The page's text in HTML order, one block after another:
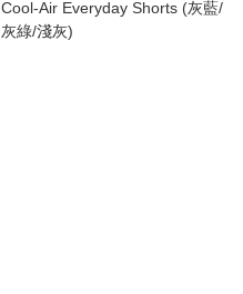
Cool-Air Everyday Shorts (灰藍/
灰綠/淺灰)